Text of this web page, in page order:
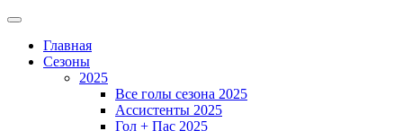
Главная
Сезоны
2025
Все голы сезона 2025
Ассистенты 2025
Гол + Пас 2025